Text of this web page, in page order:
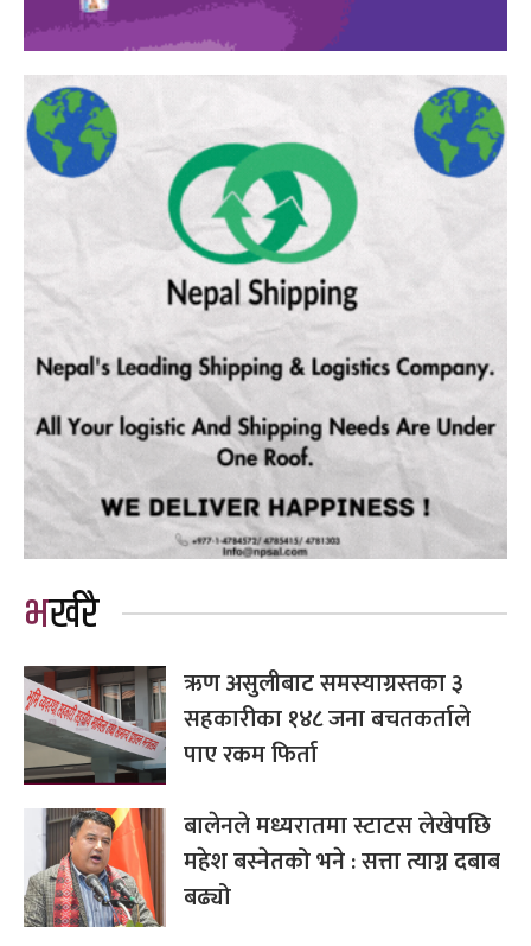
भर्खरै
ऋण असुलीबाट समस्याग्रस्तका ३
सहकारीका १४८ जना बचतकर्ताले
पाए रकम फिर्ता
बालेनले मध्यरातमा स्टाटस लेखेपछि
महेश बस्नेतको भने : सत्ता त्याग्न दबाब
बढ्यो